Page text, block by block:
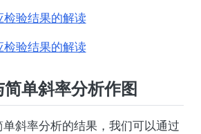
检验结果的解读
检验结果的解读
单斜率分析作图
斜率分析的结果，我们可以通过